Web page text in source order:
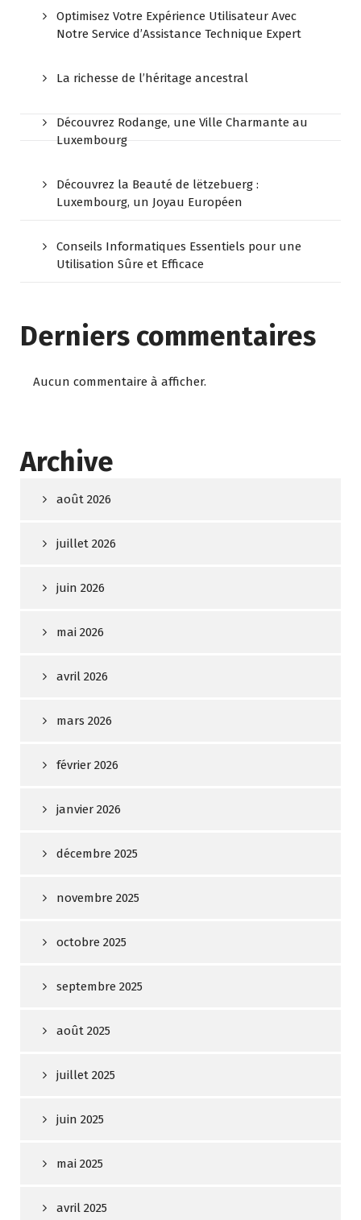
Optimisez Votre Expérience Utilisateur Avec
Notre Service d’Assistance Technique Expert
La richesse de l’héritage ancestral
Découvrez Rodange, une Ville Charmante au
Luxembourg
Découvrez la Beauté de lëtzebuerg :
Luxembourg, un Joyau Européen
Conseils Informatiques Essentiels pour une
Utilisation Sûre et Efficace
Derniers commentaires
Aucun commentaire à afficher.
Archive
août 2026
juillet 2026
juin 2026
mai 2026
avril 2026
mars 2026
février 2026
janvier 2026
décembre 2025
novembre 2025
octobre 2025
septembre 2025
août 2025
juillet 2025
juin 2025
mai 2025
avril 2025